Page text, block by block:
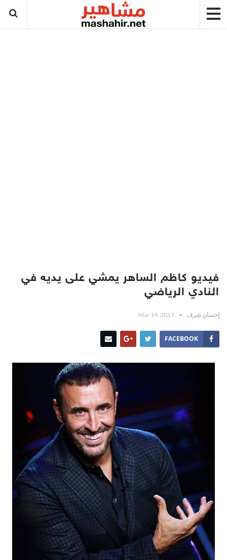
فيديو كاظم الساهر يمشي على يديه في
النادي الرياضي
إحسان شرف Mar 19, 2017
FACEBOOK